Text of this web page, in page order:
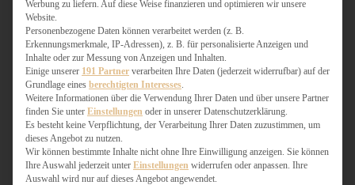
TÖRTCHEN
VEGAN SÜSS
WEIHNACHTSBÄCKEREI
HERZHAFT
BURGER & SANDWICHES
FIX AUF DEM TISCH
Werbung zu liefern. Auf diese Weise finanzieren und optimieren wir unsere
Website.
Personenbezogene Daten können verarbeitet werden (z. B.
Erkennungsmerkmale, IP-Adressen), z. B. für personalisierte Anzeigen und
Inhalte oder zur Messung von Anzeigen und Inhalten.
Einige unserer 191 Partner verarbeiten Ihre Daten (jederzeit widerrufbar) auf der
Grundlage eines berechtigten Interesses
Weitere Informationen über die Verwendung Ihrer Daten und über unsere Partner
finden Sie unter Einstellungen oder in unserer Datenschutzerklärung.
Es besteht keine Verpflichtung, der Verarbeitung Ihrer Daten zuzustimmen, um
dieses Angebot zu nutzen.
Wir können bestimmte Inhalte nicht ohne Ihre Einwilligung anzeigen. Sie können
Ihre Auswahl jederzeit unter Einstellungen widerrufen oder anpassen. Ihre
Auswahl wird nur auf dieses Angebot angewendet.